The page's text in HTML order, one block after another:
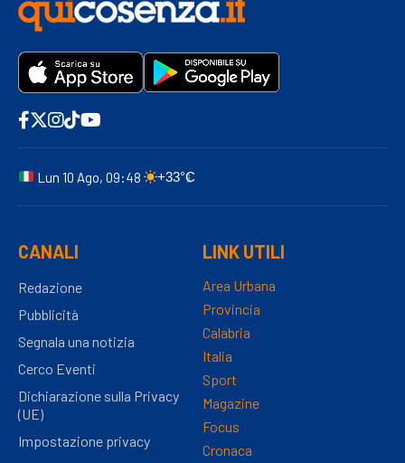
Lun 10 Ago, 09:48 +33°C
CANALI
Redazione
Pubblicità
Segnala una notizia
Cerco Eventi
Dichiarazione sulla Privacy
(UE)
Impostazione privacy
LINK UTILI
Area Urbana
Provincia
Calabria
Italia
Sport
Magazine
Focus
Cronaca